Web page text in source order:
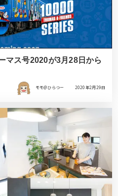
マス号2020が3月28日から
モモ＠ひらつー 2020年2月29日